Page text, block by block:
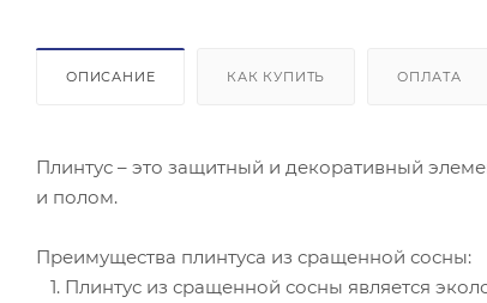
ОПИСАНИЕ КАК КУПИТЬ ОПЛАТА
Плинтус – это защитный и декоративный
и полом.
Преимущества плинтуса из сращенной сосны:
1. Плинтус из сращенной сосны является